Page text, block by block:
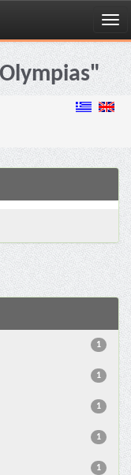
1
1
1
1
1